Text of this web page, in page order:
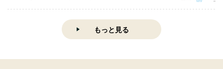
もっと見る